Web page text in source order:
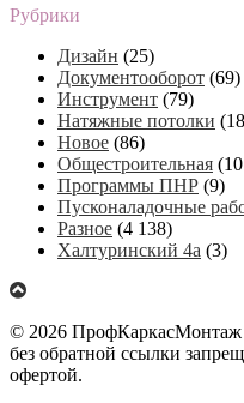
Рубрики
Дизайн (25)
Документооборот (69)
Инструмент (79)
Натяжные потолки
Новое (86)
Общестроительная
Программы ПНР (9)
Пусконаладочные
Разное (4 138)
Халтуринский 4а (3)
© 2026 ПрофКаркасМонтаж
без обратной ссылки
офертой.